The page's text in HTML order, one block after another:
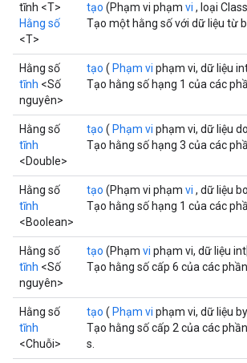
tĩnh <T>
Hằng số
<T>
tạo (Phạm vi phạm vi , loại
Tạo một hằng số với dữ liệu từ
Hằng số
tĩnh <Số
nguyên>
tạo ( Phạm vi phạm vi, dữ liệu
Tạo hằng số hạng 1 của các
Hằng số
tĩnh
<Double>
tạo ( Phạm vi phạm vi, dữ liệu
Tạo hằng số hạng 3 của các
Hằng số
tĩnh
<Boolean>
tạo (Phạm vi phạm vi , dữ liệu
Tạo hằng số hạng 1 của các
Hằng số
tĩnh <Số
nguyên>
tạo (Phạm vi phạm vi, dữ liệu
Tạo hằng số cấp 6 của các
Hằng số
tĩnh
<Chuỗi>
tạo ( Phạm vi phạm vi, dữ liệu
Tạo hằng số cấp 2 của các
s.